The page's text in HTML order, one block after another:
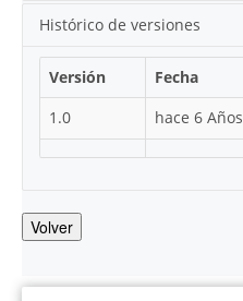
Histórico de versiones
Versión Fecha
1.0
hace 6 Años
Volver